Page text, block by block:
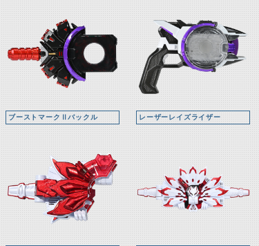
ブーストマークⅡバックル レーザーレイズライザー